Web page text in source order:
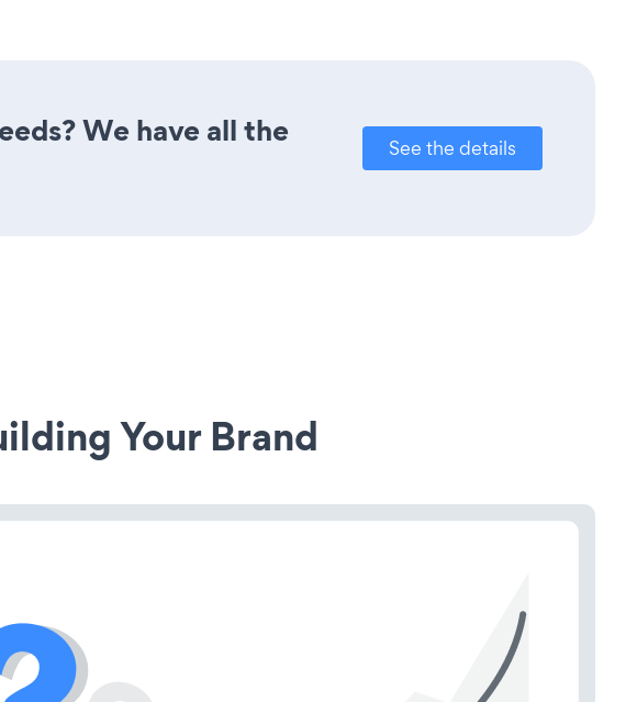
We have all the
See the details
Your Brand